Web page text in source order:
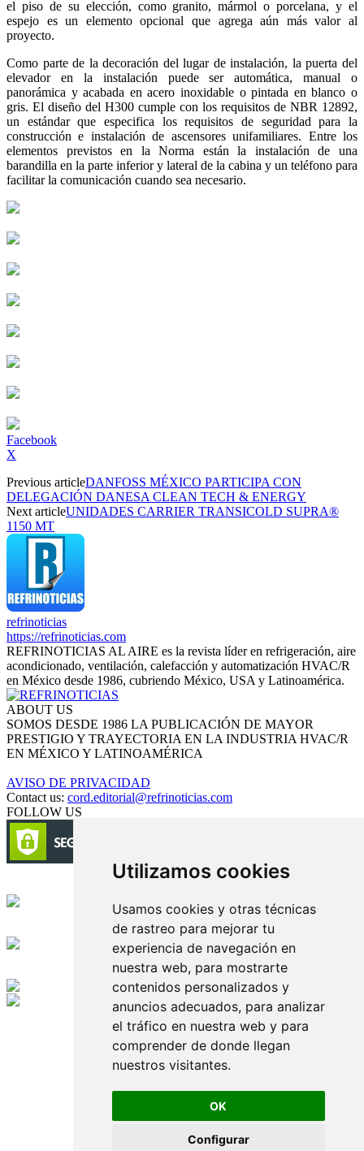
Utilizamos cookies
Usamos cookies y otras técnicas
de rastreo para mejorar tu
experiencia de navegación en
nuestra web, para mostrarte
contenidos personalizados y
anuncios adecuados, para analizar
el tráfico en nuestra web y para
comprender de donde llegan
nuestros visitantes.
OK
Configurar
el piso de su elección, como granito, mármol o porcelana, y el
espejo es un elemento opcional que agrega aún más valor al
proyecto.
Como parte de la decoración del lugar de instalación, la puerta del
elevador en la instalación puede ser automática, manual o
panorámica y acabada en acero inoxidable o pintada en blanco o
gris. El diseño del H300 cumple con los requisitos de NBR 12892,
un estándar que especifica los requisitos de seguridad para la
construcción e instalación de ascensores unifamiliares. Entre los
elementos previstos en la Norma están la instalación de una
barandilla en la parte inferior y lateral de la cabina y un teléfono para
facilitar la comunicación cuando sea necesario.
Facebook
X
Previous articleDANFOSS MÉXICO PARTICIPA CON
DELEGACIÓN DANESA CLEAN TECH & ENERGY
Next articleUNIDADES CARRIER TRANSICOLD SUPRA®
1150 MT
refrinoticias
https://refrinoticias.com
REFRINOTICIAS AL AIRE es la revista líder en refrigeración, aire
acondicionado, ventilación, calefacción y automatización HVAC/R
en México desde 1986, cubriendo México, USA y Latinoamérica.
ABOUT US
SOMOS DESDE 1986 LA PUBLICACIÓN DE MAYOR
PRESTIGIO Y TRAYECTORIA EN LA INDUSTRIA HVAC/R
EN MÉXICO Y LATINOAMÉRICA
AVISO DE PRIVACIDAD
Contact us: cord.editorial@refrinoticias.com
FOLLOW US
Edición digital con tecnología
Playa Revolcadero 222 Col. Reforma Iztaccihuatl Norte C.P. 08810
CIUDAD DE MEXICO
Conmutador CIUDAD DE MEXICO (+52) 555 740 4476, 555 740
© 2000-2026 BURO DE MERCADOTECNIA DEL CENTRO,
S.A. Todos los derechos reservados
Todos los nombres, marcas, logotipos, productos e imagenes
mencionados son propiedad de sus respectivos dueños
Prohibida la reproducción total o parcial de los contenidos aqui
publicados incluyendo cualquier medio electrónico o magnético